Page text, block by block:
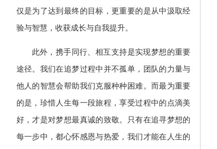
仅是为了达到最终的目标，更重要的是从中汲取经
验与智慧，收获成长与自我提升。
此外，携手同行、相互支持是实现梦想的重要
途径。我们在追梦过程中并不孤单，团队的力量与
他人的智慧会帮助我们克服种种困难。而最为重要
的是，珍惜人生每一段旅程，享受过程中的点滴美
好，才是对梦想最真诚的致敬。只有在追寻梦想的
每一步中，都心怀感恩与热爱，我们才能在人生的